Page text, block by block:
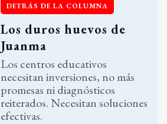
DETRÁS DE LA COLUMNA
Los duros huevos de
Juanma
Los centros educativos
necesitan inversiones, no más
promesas ni diagnósticos
reiterados. Necesitan soluciones
efectivas.